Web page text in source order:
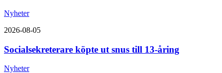
Nyheter
2026-08-05
Socialsekreterare köpte ut snus till 13-åring
Nyheter